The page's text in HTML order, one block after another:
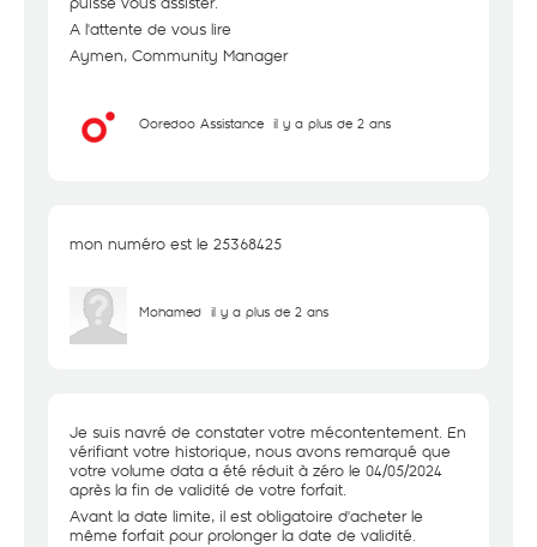
A l'attente de vous lire
Aymen, Community Manager
Ooredoo Assistance il y a plus de 2 ans
mon numéro est le 25368425
Mohamed il y a plus de 2 ans
Je suis navré de constater votre mécontentement. En
vérifiant votre historique, nous avons remarqué que
votre volume data a été réduit à zéro le 04/05/2024
après la fin de validité de votre forfait.
Avant la date limite, il est obligatoire d'acheter le
même forfait pour prolonger la date de validité.